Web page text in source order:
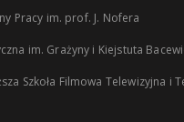
Pracy im. prof. J. Nofera
im. Grażyny i Kiejstuta
Szkoła Filmowa Telewizyjna i